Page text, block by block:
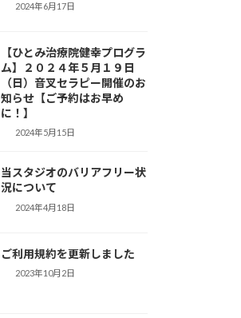
2024年6月17日
【ひとみ治療院健幸プログラ
ム】２０２４年５月１９日
（日）音叉セラピー開催のお
知らせ【ご予約はお早め
に！】
2024年5月15日
当スタジオのバリアフリー状
況について
2024年4月18日
ご利用規約を更新しました
2023年10月2日